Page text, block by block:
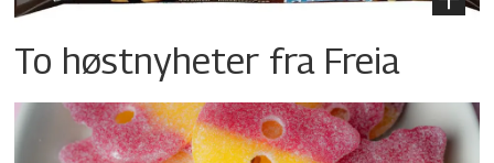
To høstnyheter fra Freia